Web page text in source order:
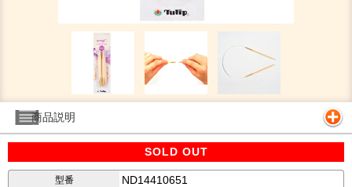
商品説明
SOLD OUT
型番 ND14410651